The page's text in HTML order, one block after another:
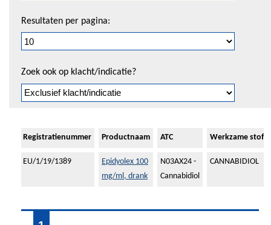
Resultaten per pagina:
Zoek ook op klacht/indicatie?
Registratienummer Productnaam ATC Werkzame stof
EU/1/19/1389
Epidyolex 100
mg/ml, drank
N03AX24 -
Cannabidiol
CANNABIDIOL